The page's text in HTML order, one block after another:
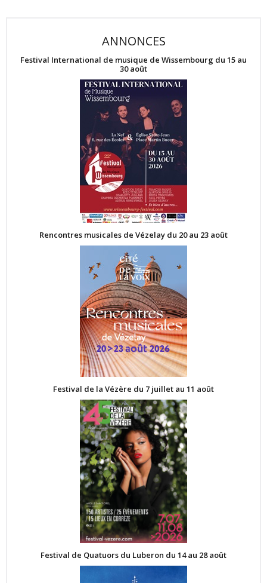
ANNONCES
Festival International de musique de Wissembourg du 15 au
30 août
Rencontres musicales de Vézelay du 20 au 23 août
Festival de la Vézère du 7 juillet au 11 août
Festival de Quatuors du Luberon du 14 au 28 août